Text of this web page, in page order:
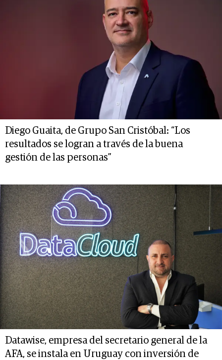
Diego Guaita, de Grupo San Cristóbal: “Los
resultados se logran a través de la buena
gestión de las personas”
Datawise, empresa del secretario general de la
AFA, se instala en Uruguay con inversión de